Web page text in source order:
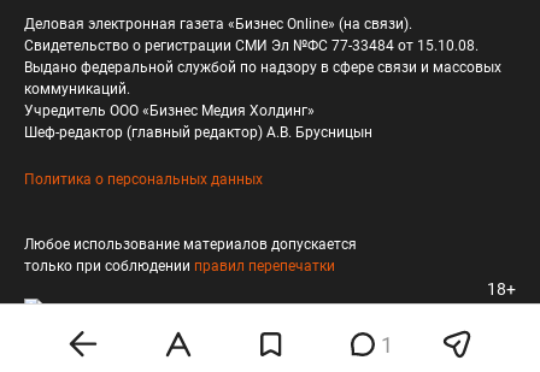
1
Деловая электронная газета «Бизнес Online» (на связи).
Свидетельство о регистрации СМИ Эл №ФС 77-33484 от 15.10.08.
Выдано федеральной службой по надзору в сфере связи и массовых
коммуникаций.
Учредитель ООО «Бизнес Медия Холдинг»
Шеф-редактор (главный редактор) А.В. Брусницын
Политика о персональных данных
Любое использование материалов допускается
только при соблюдении правил перепечатки
18+